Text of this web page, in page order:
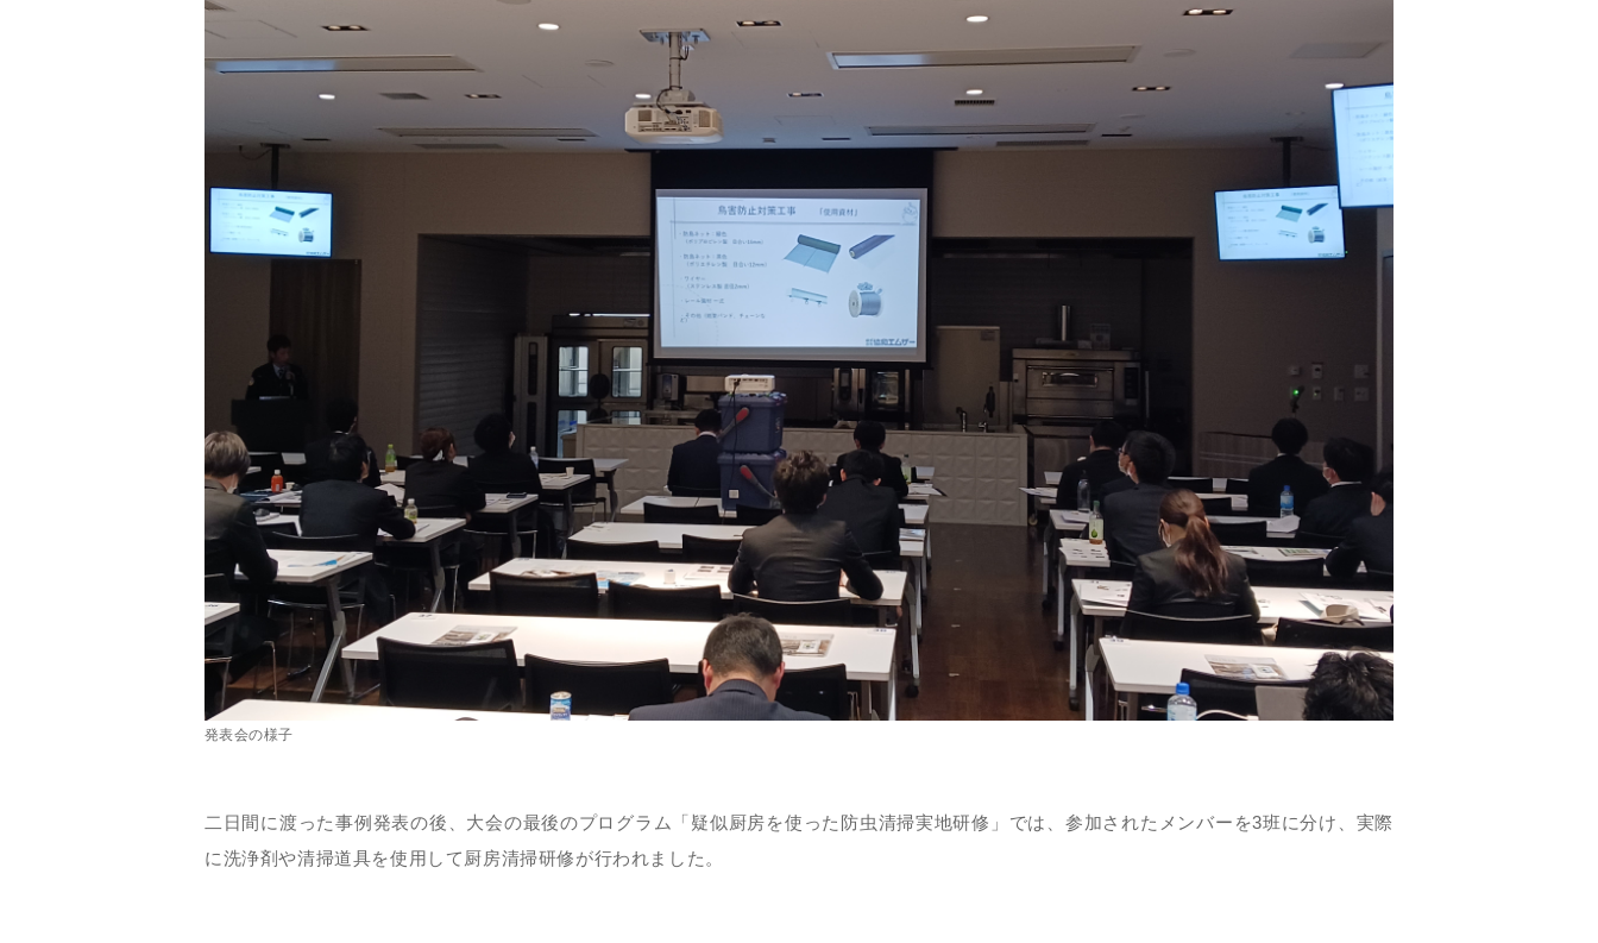
発表会の様子
二日間に渡った事例発表の後、大会の最後のプログラム「疑似厨房を使った防虫清掃実地研修」では、参加されたメンバーを3班に分け、実際
に洗浄剤や清掃道具を使用して厨房清掃研修が行われました。